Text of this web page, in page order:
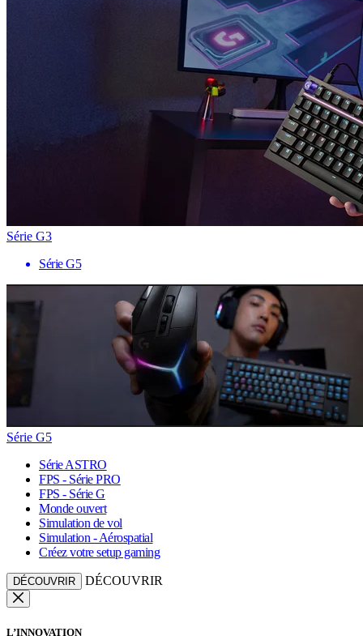
Série G3
Série G5
Série G5
Série ASTRO
FPS - Série PRO
FPS - Série G
Monde ouvert
Simulation de vol
Simulation - Aérospatial
Créez votre setup gaming
DÉCOUVRIR DÉCOUVRIR
L’INNOVATION